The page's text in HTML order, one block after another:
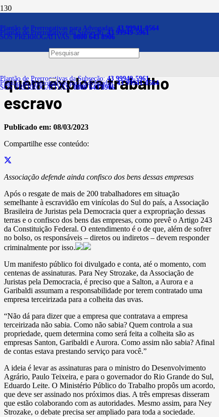
Plantão de Prerrogativas para Advogadas: 43 99941-0564
Plantão de Prerrogativas da Subseção:43 99949-5961
SOS PRERROGATIVAS:0800 643 8906
Plantão de Prerrogativas da Subseção:43 99949-5961
Plantão de Prerrogativas para Advogadas:43 99941-0564
SOS PRERROGATIVAS:0800 643 8906
Juristas pedem
expropriação de terras de
quem explora trabalho
escravo
Publicado em: 08/03/2023
Compartilhe esse conteúdo:
Associação defende ainda confisco dos bens dessas empresas
Após o resgate de mais de 200 trabalhadores em situação
semelhante à escravidão em vinícolas do Sul do país, a Associação
Brasileira de Juristas pela Democracia quer a expropriação dessas
terras e o confisco dos bens das empresas, como prevê o Artigo 243
da Constituição Federal. O entendimento é o de que, além de sofrer
no bolso, os responsáveis – diretos ou indiretos – devem responder
criminalmente por isso.
Um manifesto público foi divulgado e conta, até o momento, com
centenas de assinaturas. Para Ney Strozake, da Associação de
Juristas pela Democracia, é preciso que a Salton, a Aurora e a
Garibaldi assumam a responsabilidade por terem contratado uma
empresa terceirizada para a colheita das uvas.
“Não dá para dizer que a empresa que contratava a empresa
terceirizada não sabia. Como não sabia? Quem controla a sua
propriedade, quem determina como será feita a colheita são as
empresas Santon, Garibaldi e Aurora. Como assim não sabia? Afinal
de contas estava prestando serviço para você.”
A ideia é levar as assinaturas para o ministro do Desenvolvimento
Agrário, Paulo Teixeira, e para o governador do Rio Grande do Sul,
Eduardo Leite. O Ministério Público do Trabalho propôs um acordo,
que deve ser assinado nos próximos dias. A três empresas disseram
que estão colaborando com as autoridades. Mesmo assim, para Ney
Strozake, o debate precisa ser ampliado para toda a sociedade.